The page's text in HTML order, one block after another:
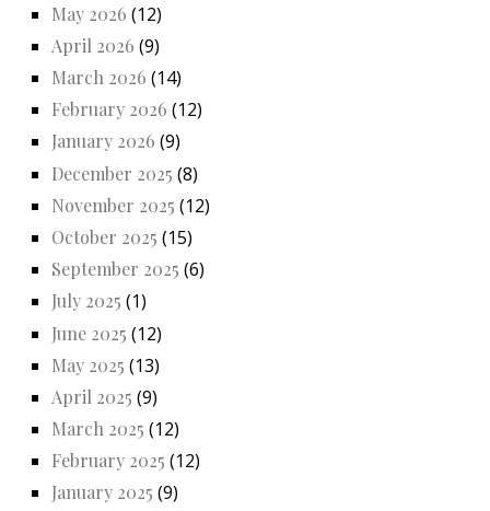
May 2026 (12)
April 2026 (9)
March 2026 (14)
February 2026 (12)
January 2026 (9)
December 2025 (8)
November 2025 (12)
October 2025 (15)
September 2025 (6)
July 2025 (1)
June 2025 (12)
May 2025 (13)
April 2025 (9)
March 2025 (12)
February 2025 (12)
January 2025 (9)